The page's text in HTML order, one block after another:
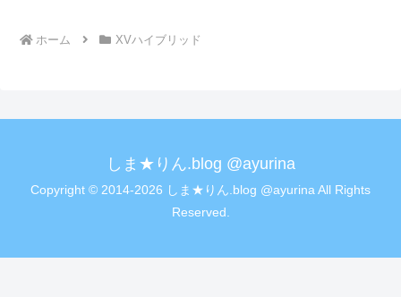
ホーム XVハイブリッド
しま★りん.blog @ayurina
Copyright © 2014-2026 しま★りん.blog @ayurina All Rights
Reserved.